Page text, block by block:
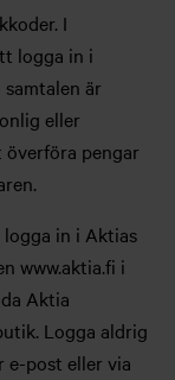
I
logga in i
är
eller
pengar
in i Aktias
www.aktia.fi i
Aktia
Logga aldrig
e-post eller via